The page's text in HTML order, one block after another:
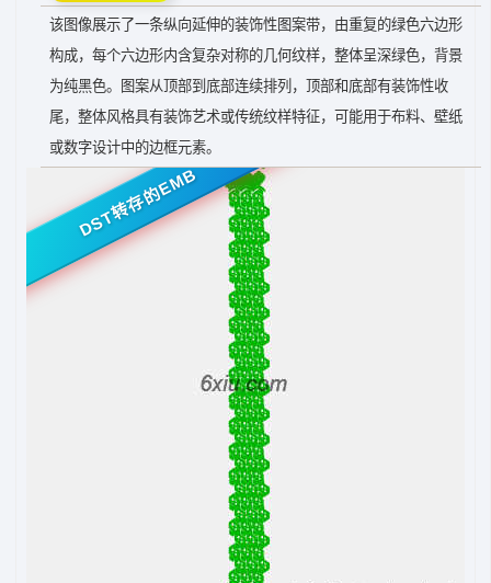
该图像展示了一条纵向延伸的装饰性图案带，由重复的绿色六边形
构成，每个六边形内含复杂对称的几何纹样，整体呈深绿色，背景
为纯黑色。图案从顶部到底部连续排列，顶部和底部有装饰性收
尾，整体风格具有装饰艺术或传统纹样特征，可能用于布料、壁纸
或数字设计中的边框元素。
DST转存的EMB